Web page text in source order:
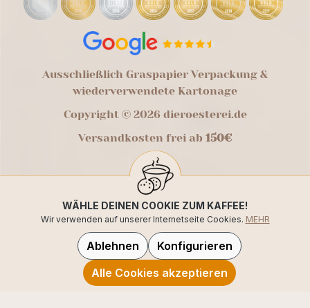
Ausschließlich Graspapier Verpackung &
wiederverwendete Kartonage
Copyright © 2026 dieroesterei.de
Versandkosten frei ab 150€
WÄHLE DEINEN COOKIE ZUM KAFFEE!
Wir verwenden auf unserer Internetseite Cookies. MEHR
Ablehnen
Konfigurieren
Alle Cookies akzeptieren